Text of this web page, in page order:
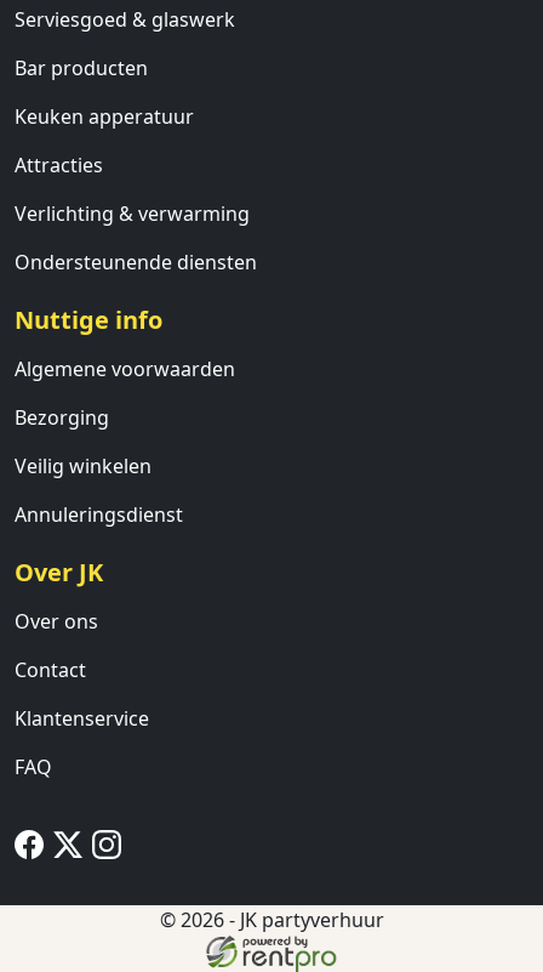
Serviesgoed & glaswerk
Bar producten
Keuken apperatuur
Attracties
Verlichting & verwarming
Ondersteunende diensten
Nuttige info
Algemene voorwaarden
Bezorging
Veilig winkelen
Annuleringsdienst
Over JK
Over ons
Contact
Klantenservice
FAQ
© 2026 - JK partyverhuur